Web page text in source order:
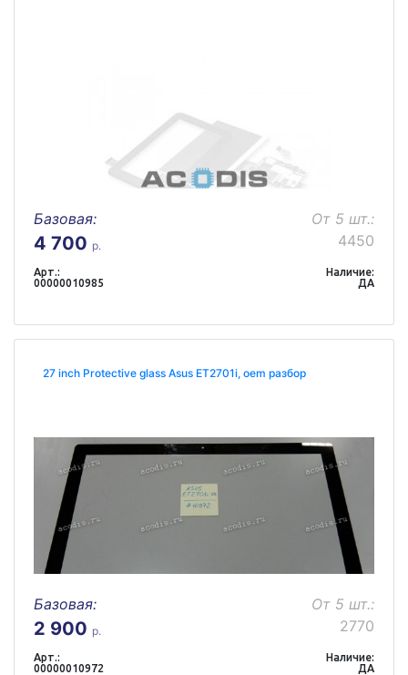
Базовая:
4 700 р.
От 5 шт.:
4450
Арт.:
00000010985
Наличие:
ДА
27 inch Protective glass Asus ET2701i, oem разбор
Базовая:
2 900 р.
От 5 шт.:
2770
Арт.:
00000010972
Наличие:
ДА